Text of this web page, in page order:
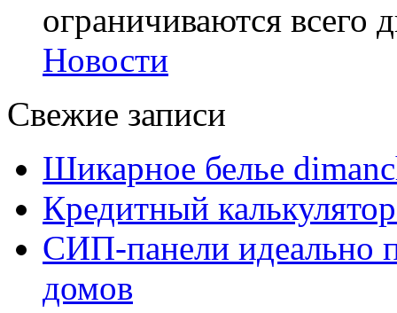
ограничиваются всего
Новости
Свежие записи
Шикарное белье
Кредитный
СИП-панели идеально
домов